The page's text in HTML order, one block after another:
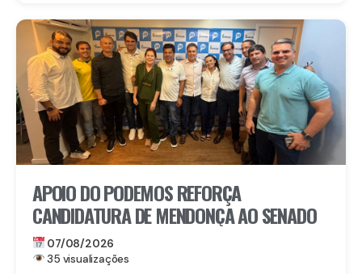
APOIO DO PODEMOS REFORÇA
CANDIDATURA DE MENDONÇA AO SENADO
07/08/2026
35 visualizações